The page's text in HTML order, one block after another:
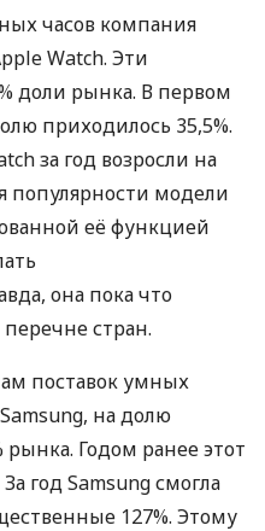
часов компания
Watch. Эти
доли рынка. В первом
приходилось 35,5%.
за год возросли на
популярности модели
её функцией
она пока что
стран.
поставок умных
на долю
Годом ранее этот
За год Samsung смогла
127%. Этому